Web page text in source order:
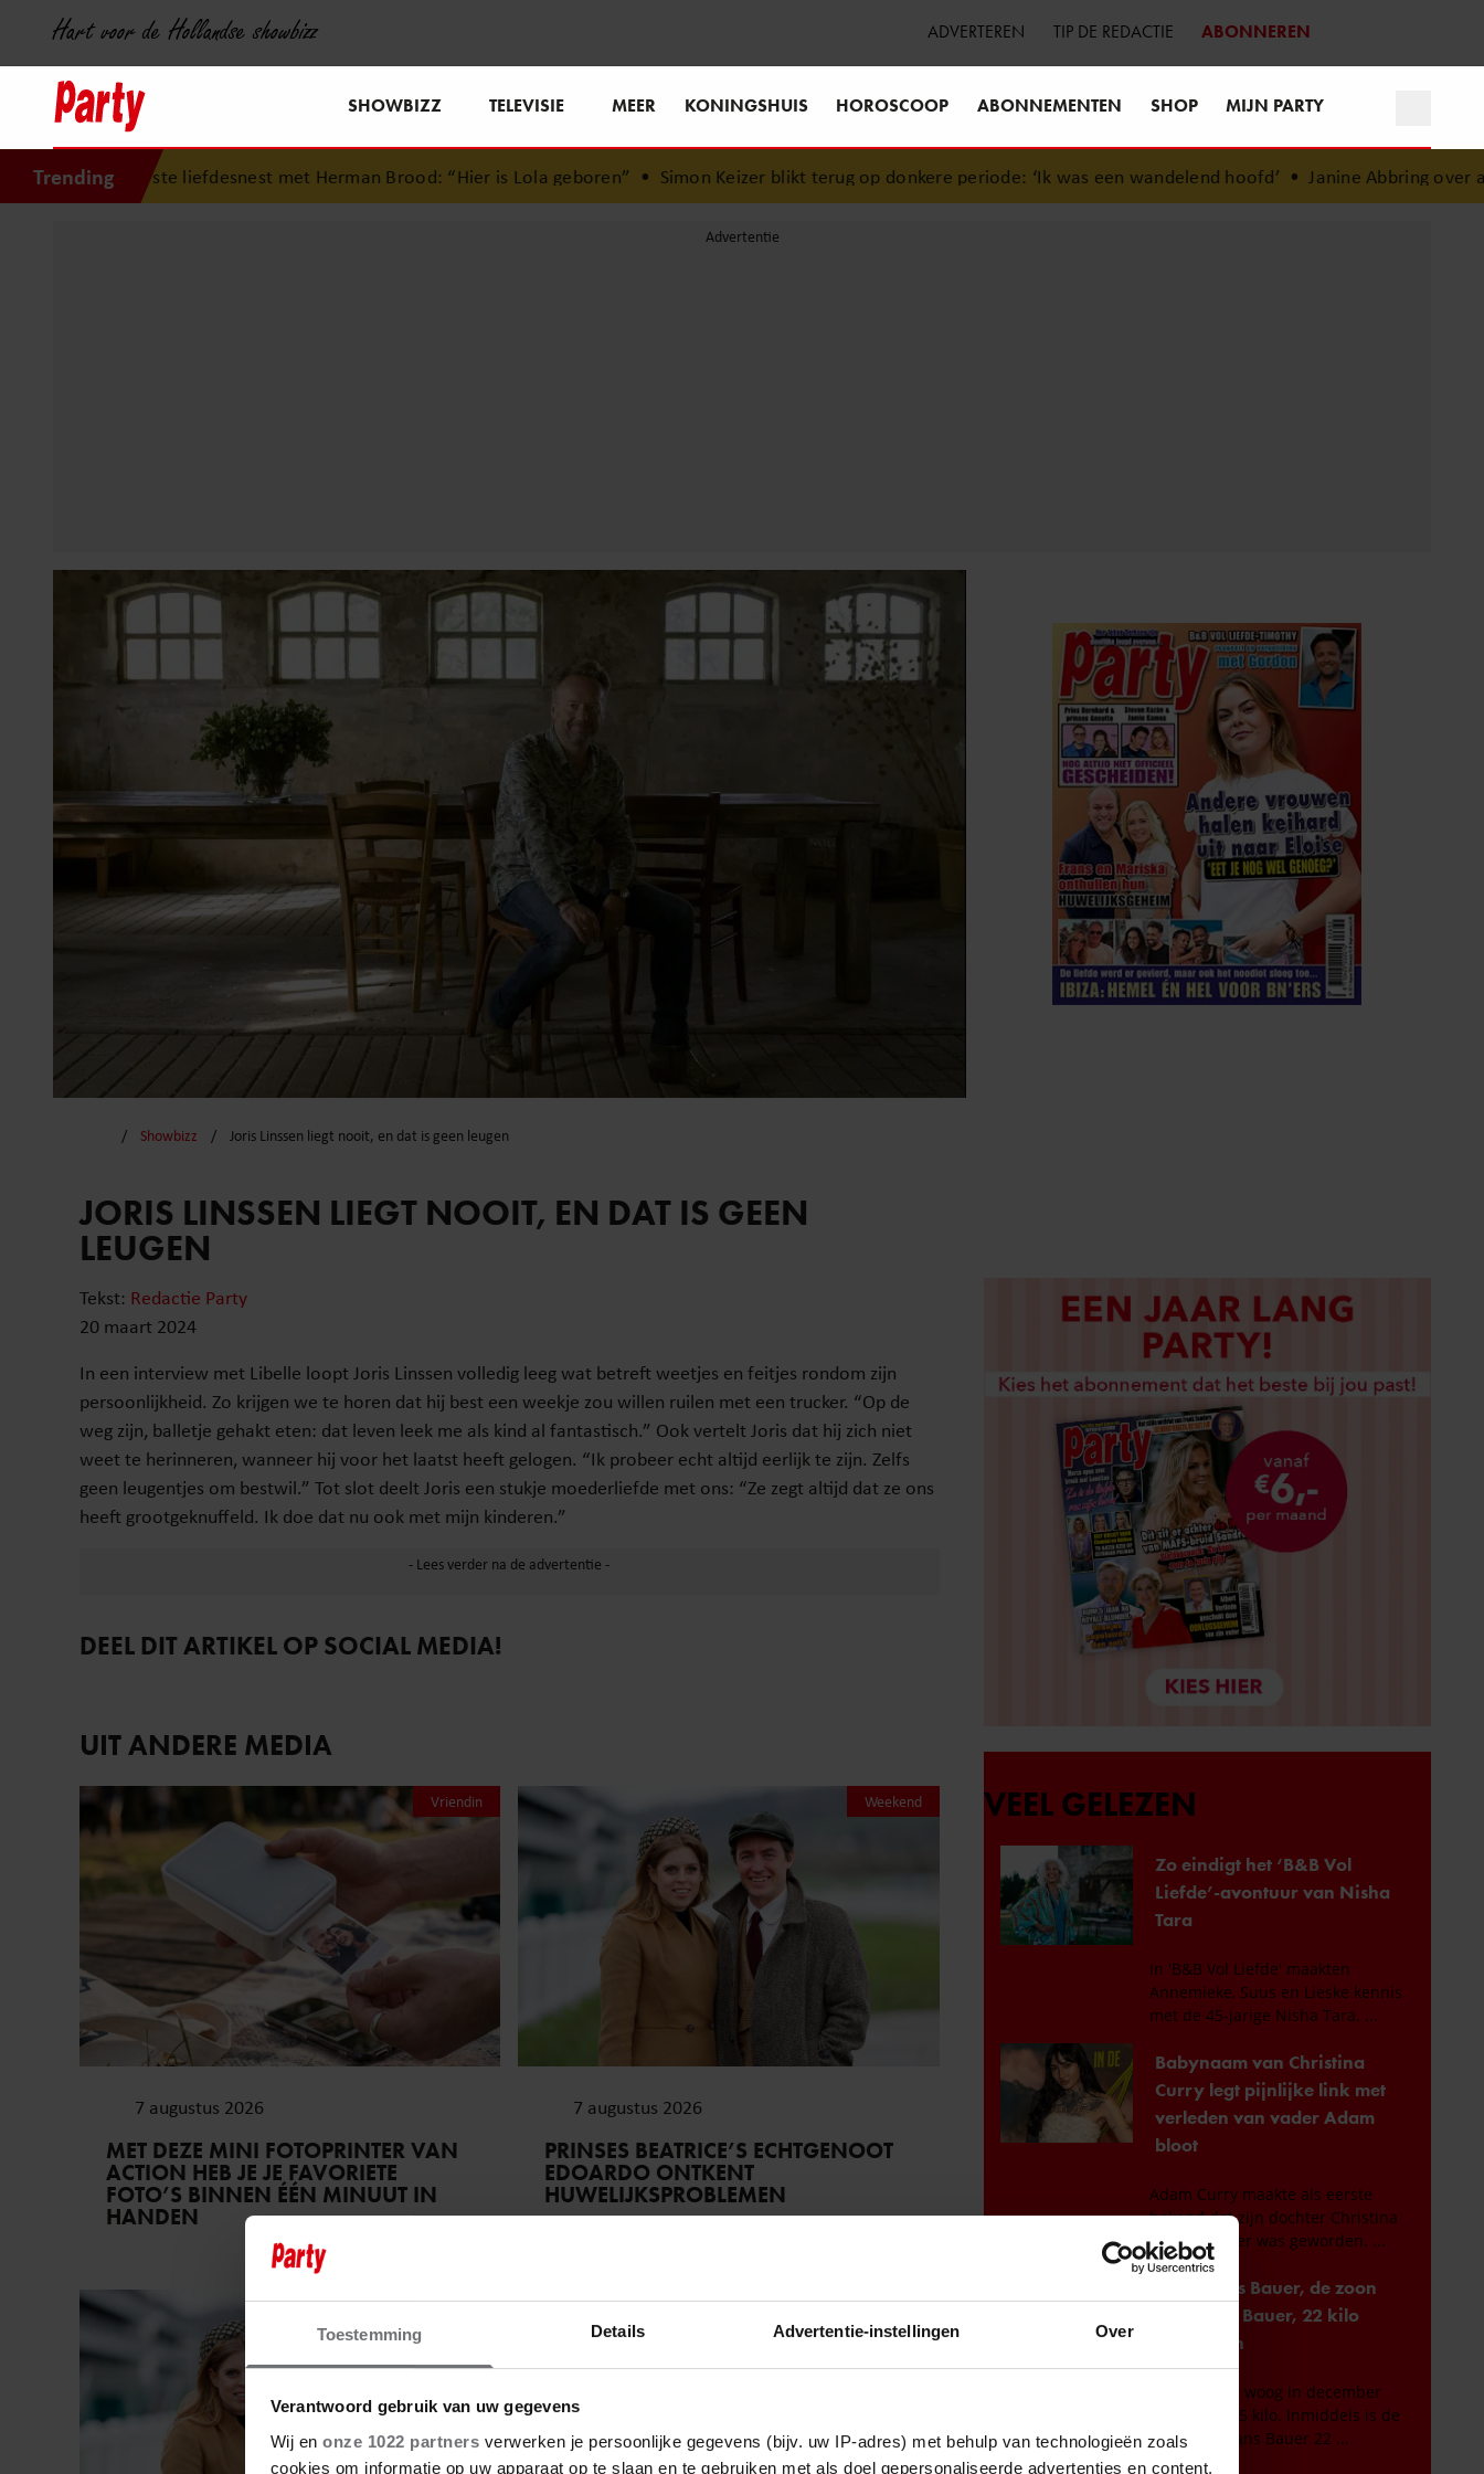
Toestemming Details Advertentie-instellingen Over
Verantwoord gebruik van uw gegevens
Wij en onze 1022 partners verwerken je persoonlijke gegevens (bijv. uw IP-adres) met behulp van technologieën zoals
cookies om informatie op uw apparaat op te slaan en te gebruiken met als doel gepersonaliseerde advertenties en content,
Hart voor de Hollandse showbizz ADVERTEREN TIP DE REDACTIE ABONNEREN
SHOWBIZZ TELEVISIE MEER KONINGSHUIS HOROSCOOP ABONNEMENTEN SHOP MIJN PARTY
Trending
liefdesnest met Herman Brood: “Hier is Lola geboren” •Simon Keizer blikt terug op donkere periode: ‘Ik was een wandelend hoofd’•Janine Abbring over afscheid van
Showbizz Joris Linssen liegt nooit, en dat is geen leugen
JORIS LINSSEN LIEGT NOOIT, EN DAT IS GEEN
LEUGEN
Tekst: Redactie Party
20 maart 2024
In een interview met Libelle loopt Joris Linssen volledig leeg wat betreft weetjes en feitjes rondom zijn
persoonlijkheid. Zo krijgen we te horen dat hij best een weekje zou willen ruilen met een trucker. “Op de
weg zijn, balletje gehakt eten: dat leven leek me als kind al fantastisch.” Ook vertelt Joris dat hij zich niet
weet te herinneren, wanneer hij voor het laatst heeft gelogen. “Ik probeer echt altijd eerlijk te zijn. Zelfs
geen leugentjes om bestwil.” Tot slot deelt Joris een stukje moederliefde met ons: “Ze zegt altijd dat ze ons
heeft grootgeknuffeld. Ik doe dat nu ook met mijn kinderen.”
DEEL DIT ARTIKEL OP SOCIAL MEDIA!
UIT ANDERE MEDIA
Vriendin
7 augustus 2026
MET DEZE MINI FOTOPRINTER VAN
ACTION HEB JE JE FAVORIETE
FOTO’S BINNEN ÉÉN MINUUT IN
HANDEN
Weekend
7 augustus 2026
PRINSES BEATRICE’S ECHTGENOOT
EDOARDO ONTKENT
HUWELIJKSPROBLEMEN
Royalty Sante